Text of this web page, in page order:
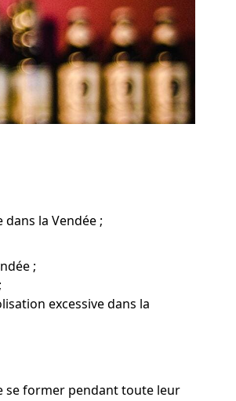
la Vendée ;
;
excessive dans la
se former pendant toute leur